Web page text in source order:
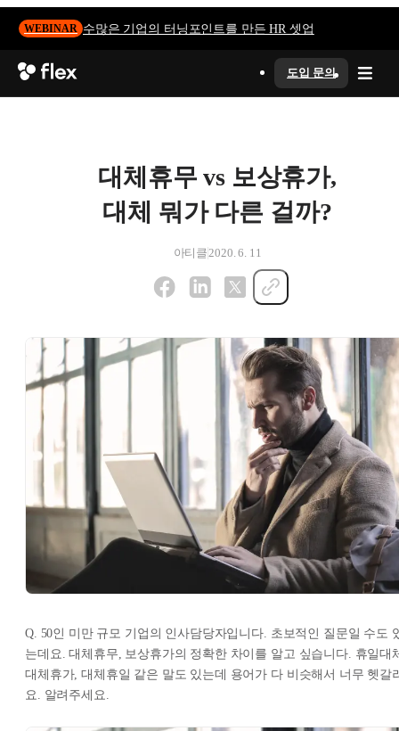
WEBINAR 수많은 기업의 터닝포인트를 만든 HR 셋업
도입 문의
대체휴무 vs 보상휴가,
대체 뭐가 다른 걸까?
아티클 2020. 6. 11
Q. 50인 미만 규모 기업의 인사담당자입니다. 초보적인 질문일 수도
는데요. 대체휴무, 보상휴가의 정확한 차이를 알고 싶습니다. 휴일대
대체휴가, 대체휴일 같은 말도 있는데 용어가 다 비슷해서 너무 헷갈
요. 알려주세요.